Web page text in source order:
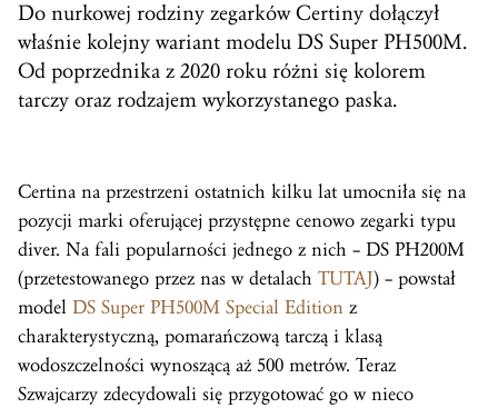
Do nurkowej rodziny zegarków Certiny dołączył
właśnie kolejny wariant modelu DS Super PH500M.
Od poprzednika z 2020 roku różni się kolorem
tarczy oraz rodzajem wykorzystanego paska.
Certina na przestrzeni ostatnich kilku lat umocniła się na
pozycji marki oferującej przystępne cenowo zegarki typu
diver. Na fali popularności jednego z nich – DS PH200M
(przetestowanego przez nas w detalach TUTAJ) – powstał
model DS Super PH500M Special Edition z
charakterystyczną, pomarańczową tarczą i klasą
wodoszczelności wynoszącą aż 500 metrów. Teraz
Szwajcarzy zdecydowali się przygotować go w nieco